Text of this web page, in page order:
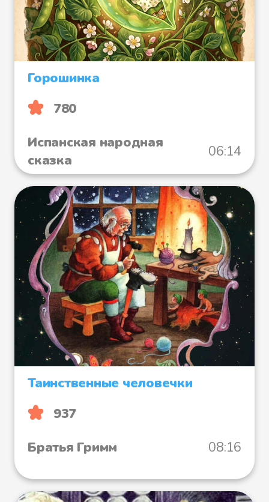
Горошинка
780
Испанская народная
сказка
06:14
Таинственные человечки
937
Братья Гримм
08:16